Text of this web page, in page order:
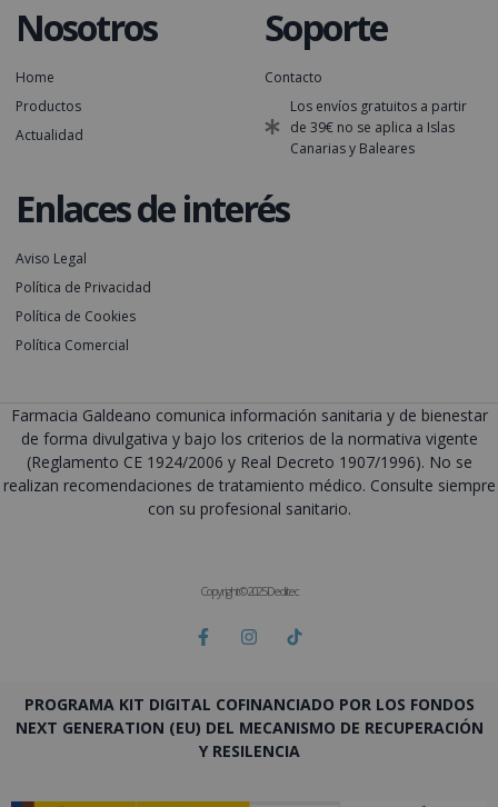
Nosotros
Home
Productos
Actualidad
Soporte
Contacto
Los envíos gratuitos a partir
de 39€ no se aplica a Islas
Canarias y Baleares
Enlaces de interés
Aviso Legal
Política de Privacidad
Política de Cookies
Política Comercial
Farmacia Galdeano comunica información sanitaria y de bienestar
de forma divulgativa y bajo los criterios de la normativa vigente
(Reglamento CE 1924/2006 y Real Decreto 1907/1996). No se
realizan recomendaciones de tratamiento médico. Consulte siempre
con su profesional sanitario.
Copyright © 2025 Deditec
PROGRAMA KIT DIGITAL COFINANCIADO POR LOS FONDOS
NEXT GENERATION (EU) DEL MECANISMO DE RECUPERACIÓN
Y RESILENCIA